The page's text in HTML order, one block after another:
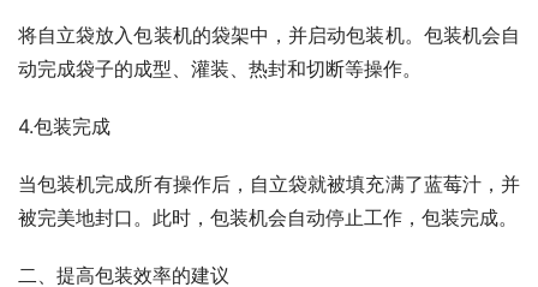
将自立袋放入包装机的袋架中，并启动包装机。包装机会自
动完成袋子的成型、灌装、热封和切断等操作。
4.包装完成
当包装机完成所有操作后，自立袋就被填充满了蓝莓汁，并
被完美地封口。此时，包装机会自动停止工作，包装完成。
二、提高包装效率的建议